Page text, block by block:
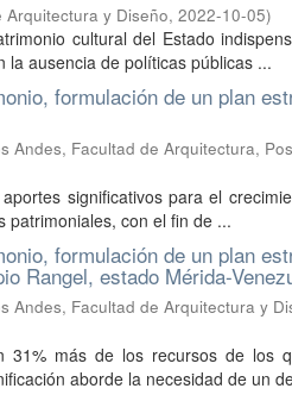
y Diseño, 2022-10-05)
cultural del Estado
la ausencia de políticas públicas ...
formulación de un plan
Andes, Facultad de Arquitectura,
significativos para el
patrimoniales, con el fin de ...
formulación de un plan
Rangel, estado Mérida-
Andes, Facultad de Arquitectura y
31% más de los recursos de los
aborde la necesidad de un